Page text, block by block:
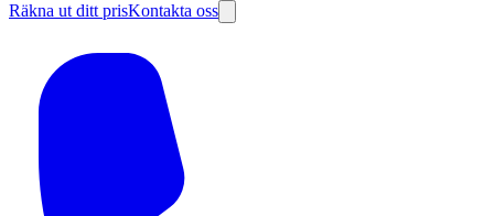
Räkna ut ditt prisKontakta oss